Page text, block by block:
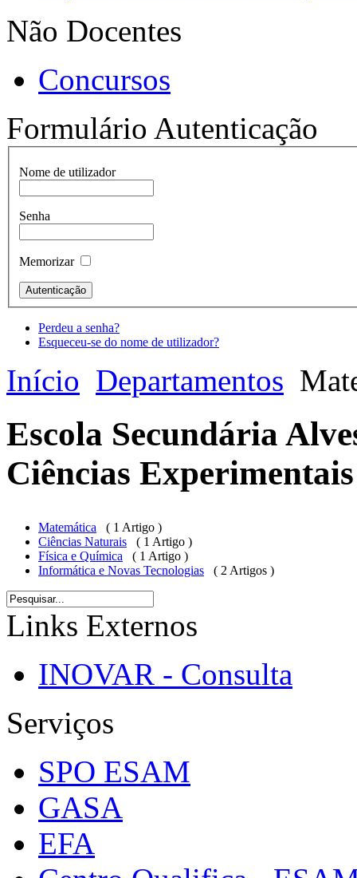
Não Docentes
Concursos
Formulário Autenticação
Nome de utilizador
Senha
Memorizar
Perdeu a senha?
Esqueceu-se do nome de utilizador?
Início Departamentos
Escola Secundária
Ciências Experimentais
Matemática
( 1 Artigo )
Ciências Naturais
( 1 Artigo )
Física e Química
( 1 Artigo )
Informática e Novas Tecnologias
( 2 Artigos )
Links Externos
INOVAR - Consulta
Serviços
SPO ESAM
GASA
EFA